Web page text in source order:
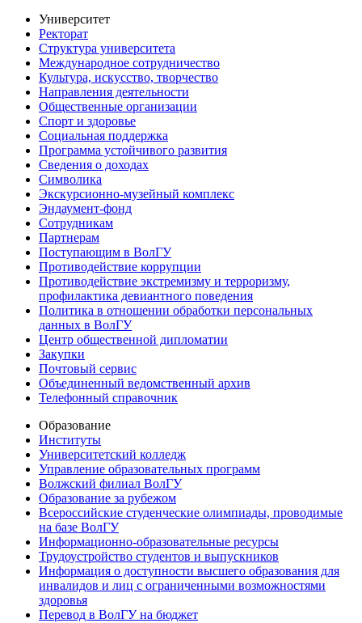
Университет
Ректорат
Структура университета
Международное сотрудничество
Культура, искусство, творчество
Направления деятельности
Общественные организации
Спорт и здоровье
Социальная поддержка
Программа устойчивого развития
Сведения о доходах
Символика
Экскурсионно-музейный комплекс
Эндаумент-фонд
Сотрудникам
Партнерам
Поступающим в ВолГУ
Противодействие коррупции
Противодействие экстремизму и терроризму,
профилактика девиантного поведения
Политика в отношении обработки персональных
данных в ВолГУ
Центр общественной дипломатии
Закупки
Почтовый сервис
Объединенный ведомственный архив
Телефонный справочник
Образование
Институты
Университетский колледж
Управление образовательных программ
Волжский филиал ВолГУ
Образование за рубежом
Всероссийские студенческие олимпиады, проводимые
на базе ВолГУ
Информационно-образовательные ресурсы
Трудоустройство студентов и выпускников
Информация о доступности высшего образования для
инвалидов и лиц с ограниченными возможностями
здоровья
Перевод в ВолГУ на бюджет